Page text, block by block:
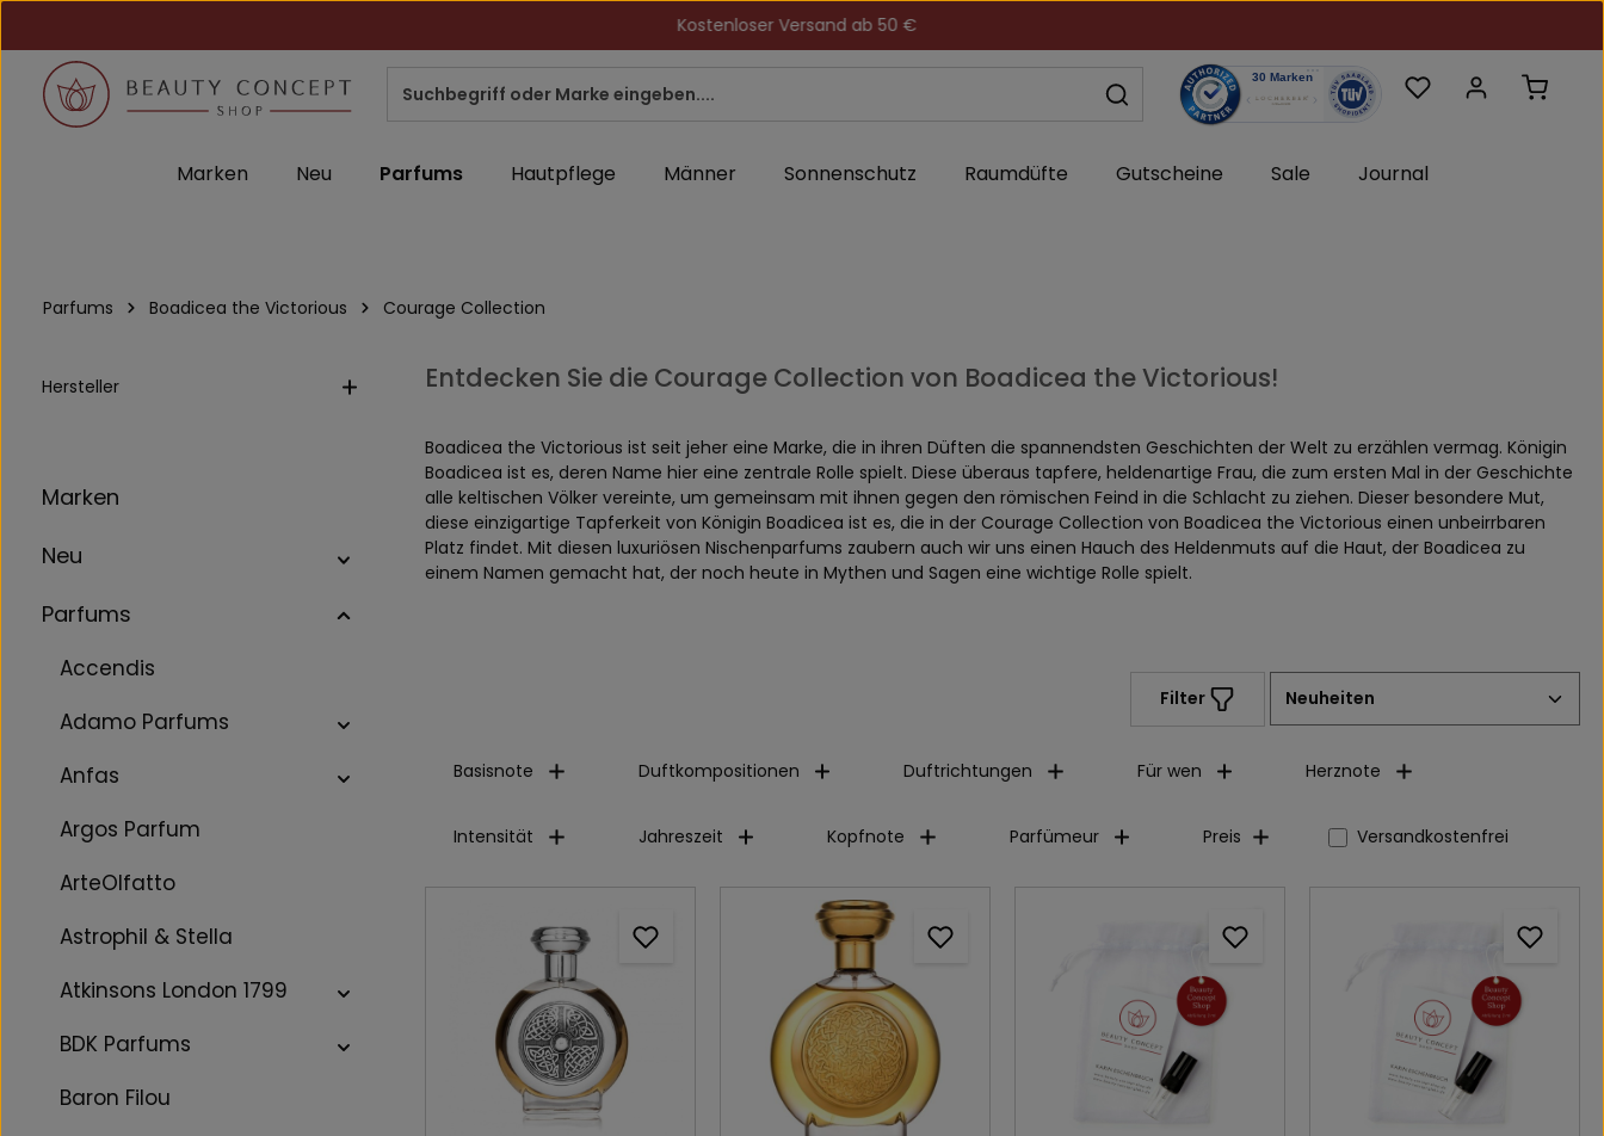
Kostenloser Versand ab 50 €
Du hast 0 Produkte
Marken Neu Parfums Hautpflege Männer Sonnenschutz Raumdüfte Gutscheine Sale Journal
Parfums Boadicea the Victorious Courage Collection
Hersteller
Marken
Neu
Parfums
Accendis
Adamo Parfums
Anfas
Argos Parfum
ArteOlfatto
Astrophil & Stella
Atkinsons London 1799
BDK Parfums
Baron Filou
Entdecken Sie die Courage Collection von Boadicea the Victorious!
Boadicea the Victorious ist seit jeher eine Marke, die in ihren Düften die spannendsten Geschichten der Welt zu erzählen vermag. Königin
Boadicea ist es, deren Name hier eine zentrale Rolle spielt. Diese überaus tapfere, heldenartige Frau, die zum ersten Mal in der Geschichte
alle keltischen Völker vereinte, um gemeinsam mit ihnen gegen den römischen Feind in die Schlacht zu ziehen. Dieser besondere Mut,
diese einzigartige Tapferkeit von Königin Boadicea ist es, die in der Courage Collection von Boadicea the Victorious einen unbeirrbaren
Platz findet. Mit diesen luxuriösen Nischenparfums zaubern auch wir uns einen Hauch des Heldenmuts auf die Haut, der Boadicea zu
einem Namen gemacht hat, der noch heute in Mythen und Sagen eine wichtige Rolle spielt.
Filter
Basisnote Duftkompositionen Duftrichtungen Für wen Herznote
Intensität Jahreszeit Kopfnote Parfümeur Preis Filter hinzufügen:
Versandkostenfrei